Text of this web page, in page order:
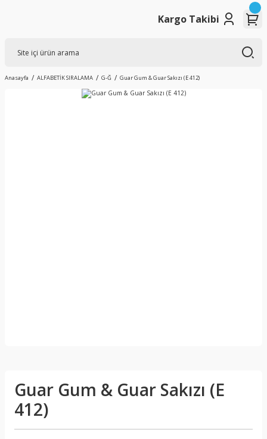
Kargo Takibi
Anasayfa ALFABETİK SIRALAMA G-Ğ Guar Gum & Guar Sakızı (E 412)
Guar Gum & Guar Sakızı (E
412)